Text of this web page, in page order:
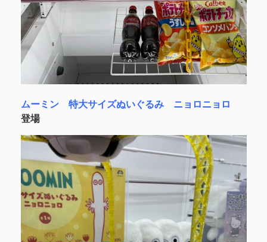
ムーミン 特大サイズぬいぐるみ ニョロニョロ
登場